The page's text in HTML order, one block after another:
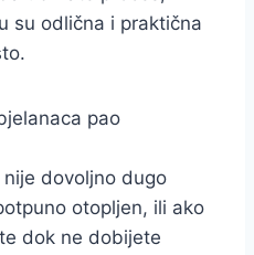
su odlična i praktična
pao
dovoljno dugo
otopljen, ili ako
dok ne dobijete